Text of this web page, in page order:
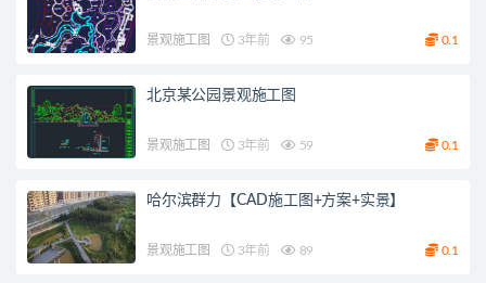
景观施工图 3年前 95 0.1
北京某公园景观施工图
景观施工图 3年前 59 0.1
哈尔滨群力【CAD施工图+方案+实景】
景观施工图 3年前 89 0.1